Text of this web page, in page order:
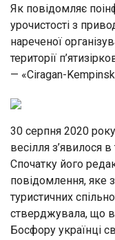
Як повідомляє
урочистості з
нареченої
території
— «Ciragan-
30 серпня 2020
весілля з’явилося
Спочатку його
повідомлення, яке
туристичних
стверджувала, що в
Босфору українці